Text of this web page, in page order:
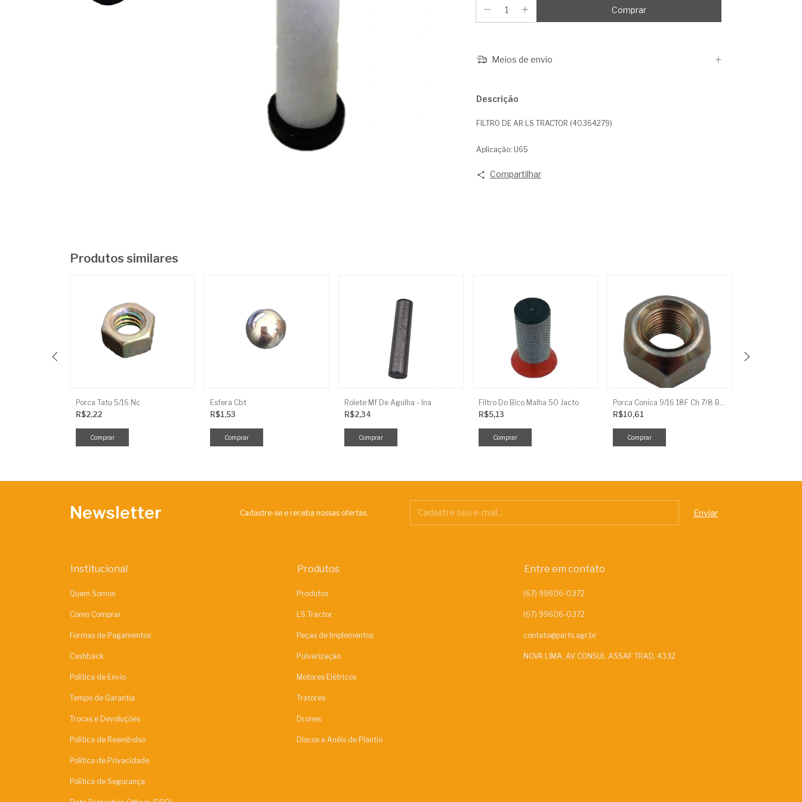
Meios de envio
Descrição
FILTRO DE AR LS TRACTOR (40364279)
Aplicação: U65
Compartilhar
Produtos similares
Porca Tatu 5/16 Nc
R$2,22
Esfera Cbt
R$1,53
Rolete Mf De Agulha - Ina
R$2,34
Filtro Do Bico Malha 50 Jacto
R$5,13
Porca Conica 9/16 18F Ch 7/8 Baldan
R$10,61
Newsletter Cadastre-se e receba nossas ofertas.
Institucional
Quem Somos
Como Comprar
Formas de Pagamentos
Cashback
Política de Envio
Tempo de Garantia
Trocas e Devoluções
Política de Reembolso
Política de Privacidade
Política de Segurança
Produtos
Produtos
LS Tractor
Peças de Implementos
Pulverização
Motores Elétricos
Tratores
Drones
Discos e Anéis de Plantio
Entre em contato
contato@parts.agr.br
NOVA LIMA, AV CONSUL ASSAF TRAD, 4332